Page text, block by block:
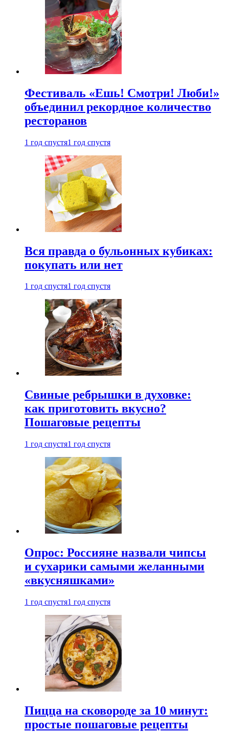
Фестиваль «Ешь! Смотри! Люби!»
объединил рекордное количество
ресторанов
1 год спустя1 год спустя
Вся правда о бульонных кубиках:
покупать или нет
1 год спустя1 год спустя
Свиные ребрышки в духовке:
как приготовить вкусно?
Пошаговые рецепты
1 год спустя1 год спустя
Опрос: Россияне назвали чипсы
и сухарики самыми желанными
«вкусняшками»
1 год спустя1 год спустя
Пицца на сковороде за 10 минут:
простые пошаговые рецепты